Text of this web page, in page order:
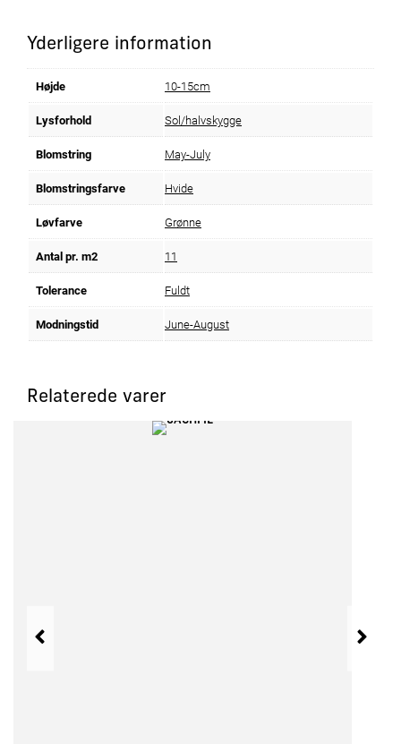
Yderligere information
Højde 10-15cm
Lysforhold Sol/halvskygge
Blomstring May-July
Blomstringsfarve Hvide
Løvfarve Grønne
Antal pr. m2 11
Tolerance Fuldt
Modningstid June-August
Relaterede varer